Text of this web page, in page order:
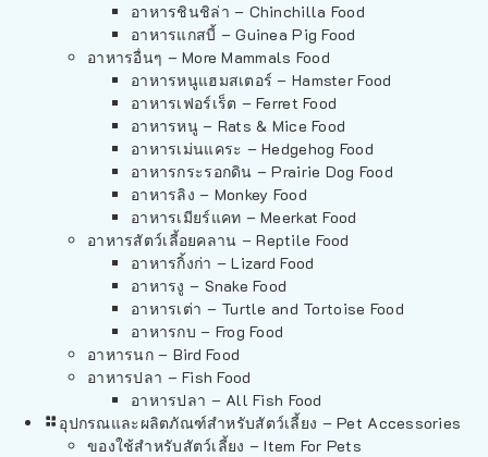
อาหารชินชิล่า – Chinchilla Food
อาหารแกสบี้ – Guinea Pig Food
อาหารอื่นๆ – More Mammals Food
อาหารหนูแฮมสเตอร์ – Hamster Food
อาหารเฟอร์เร็ต – Ferret Food
อาหารหนู – Rats & Mice Food
อาหารเม่นแคระ – Hedgehog Food
อาหารกระรอกดิน – Prairie Dog Food
อาหารลิง – Monkey Food
อาหารเมียร์แคท – Meerkat Food
อาหารสัตว์เลี้อยคลาน – Reptile Food
อาหารกิ้งก่า – Lizard Food
อาหารงู – Snake Food
อาหารเต่า – Turtle and Tortoise Food
อาหารกบ – Frog Food
อาหารนก – Bird Food
อาหารปลา – Fish Food
อาหารปลา – All Fish Food
อุปกรณและผลิตภัณฑ์สำหรับสัตว์เลี้ยง – Pet Accessories
ของใช้สำหรับสัตว์เลี้ยง – Item For Pets